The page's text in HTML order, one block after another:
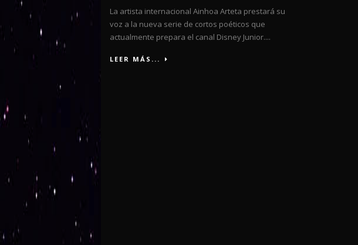
La artista internacional Ainhoa Arteta prestará su
voz a la nueva serie de cortos poéticos que
actualmente prepara el canal Disney Junior....
LEER MÁS...